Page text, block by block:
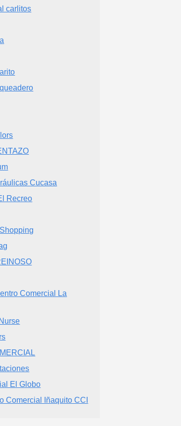
carlitos
Cucasa
Recreo
Comercial La
El Globo
Comercial Iñaquito CCI